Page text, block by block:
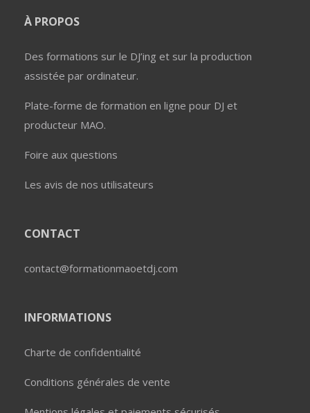
À PROPOS
Des formations sur le DJ’ing et sur la production
assistée par ordinateur.
Plate-forme de formation en ligne pour DJ et
producteur MAO.
Foire aux questions
Les avis de nos utilisateurs
CONTACT
contact@formationmaoetdj.com
INFORMATIONS
Charte de confidentialité
Conditions générales de vente